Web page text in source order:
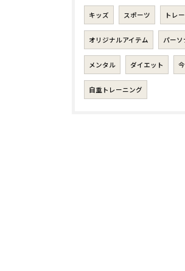
キッズ スポーツ トレ
オリジナルアイテム パー
メンタル ダイエット
自重トレーニング